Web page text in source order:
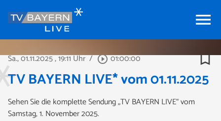
menu
Sa., 01.11.2025, 19:11 Uhr / play_circle_outline01:00:00 bookmark_border
TV BAYERN LIVE* vom 01.11.2025
Sehen Sie die komplette Sendung „TV BAYERN LIVE“ vom
Samstag, 1. November 2025.